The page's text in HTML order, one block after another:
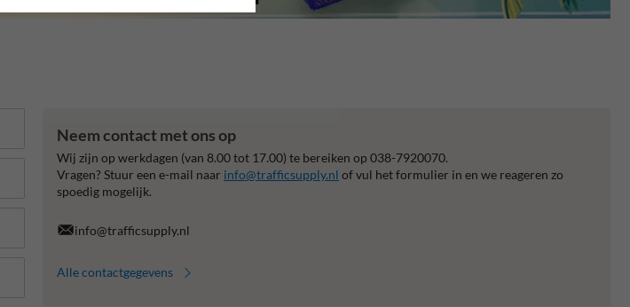
Neem contact met ons op
Wij zijn op werkdagen (van 8.00 tot 17.00) te bereiken op 038-7920070.
Vragen? Stuur een e-mail naar info@trafficsupply.nl of vul het formulier in en we reageren zo
spoedig mogelijk.
info@trafficsupply.nl
Alle contactgegevens